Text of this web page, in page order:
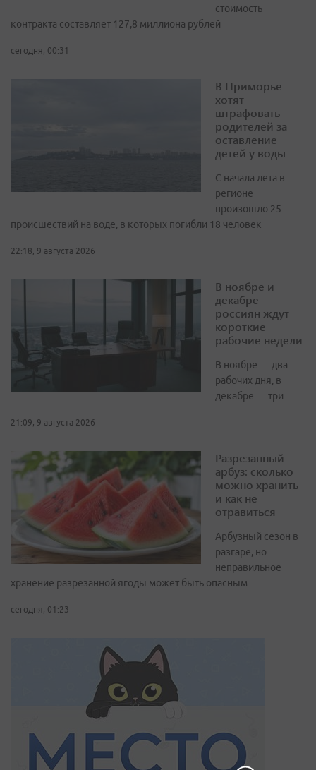
стоимость
контракта составляет 127,8 миллиона рублей
сегодня, 00:31
В Приморье
хотят
штрафовать
родителей за
оставление
детей у воды
С начала лета в
регионе
произошло 25
происшествий на воде, в которых погибли 18 человек
22:18, 9 августа 2026
В ноябре и
декабре
россиян ждут
короткие
рабочие недели
В ноябре — два
рабочих дня, в
декабре — три
21:09, 9 августа 2026
Разрезанный
арбуз: сколько
можно хранить
и как не
отравиться
Арбузный сезон в
разгаре, но
неправильное
хранение разрезанной ягоды может быть опасным
сегодня, 01:23